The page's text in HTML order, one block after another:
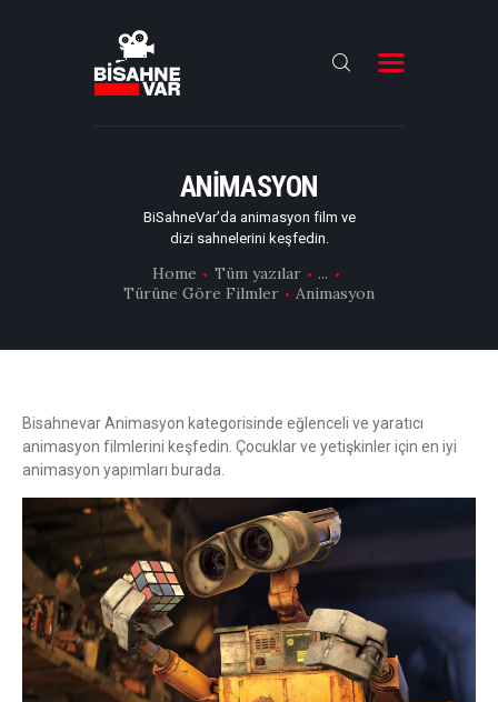
ANIMASYON
BiSahneVar’da animasyon film ve
dizi sahnelerini keşfedin.
Home Tüm yazılar
...
Türüne Göre Filmler
Animasyon
DIZILER
DAHA FAZLASI
Bisahnevar Animasyon kategorisinde eğlenceli ve yaratıcı
animasyon filmlerini keşfedin. Çocuklar ve yetişkinler için en iyi
animasyon yapımları burada.